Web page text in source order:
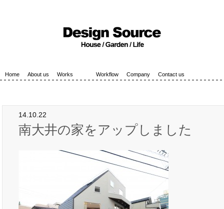
Home About us Works Workflow Company Contact us
14.10.22
南大井の家をアップしました